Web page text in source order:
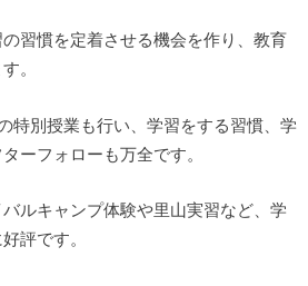
習慣を定着させる機会を作り、教育
。
特別授業も行い、学習をする習慣、学
ーフォローも万全です。
ルキャンプ体験や里山実習など、学
評です。